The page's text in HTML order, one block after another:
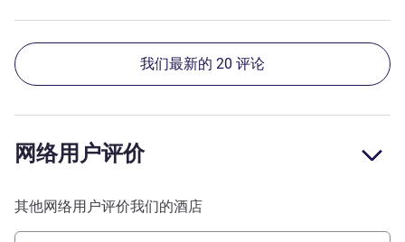
我们最新的 20 评论
网络用户评价
其他网络用户评价我们的酒店